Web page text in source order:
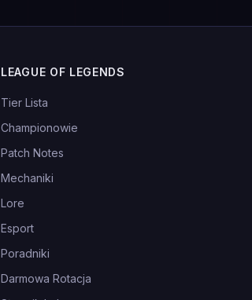
LEAGUE OF LEGENDS
Tier Lista
Championowie
Patch Notes
Mechaniki
Lore
Esport
Poradniki
Darmowa Rotacja